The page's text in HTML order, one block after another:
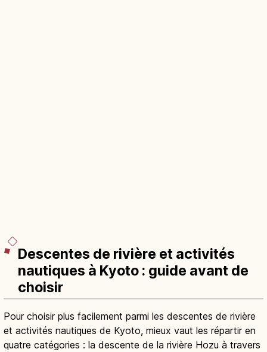
Descentes de rivière et activités
nautiques à Kyoto : guide avant de
choisir
Pour choisir plus facilement parmi les descentes de rivière
et activités nautiques de Kyoto, mieux vaut les répartir en
quatre catégories : la descente de la rivière Hozu à travers